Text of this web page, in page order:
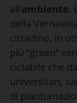
all’ambiente.
della
cittadino, in
più “green”
ciclabile che
universitari,
di